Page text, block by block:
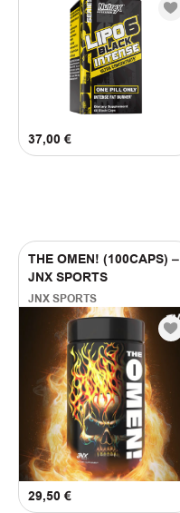
Μπισκότο (5)
Σοκολάτα (5)
FILTER BY PRICE
€—71 €
37,00 €
THE OMEN! (100CAPS) –
JNX SPORTS
JNX SPORTS
29,50 €